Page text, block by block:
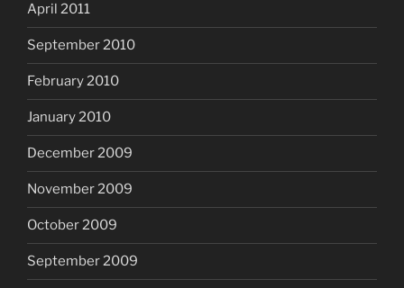
April 2011
September 2010
February 2010
January 2010
December 2009
November 2009
October 2009
September 2009